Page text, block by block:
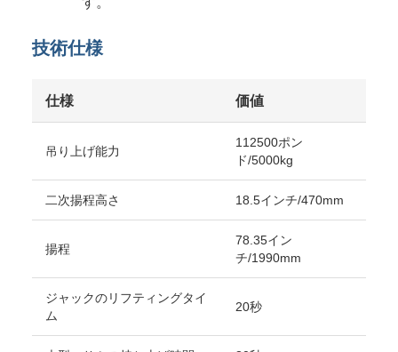
技術仕様
仕様 価値
吊り上げ能力
112500ポン
ド/5000kg
二次揚程高さ 18.5インチ/470mm
揚程
78.35イン
チ/1990mm
ジャックのリフティングタイ
ム
20秒